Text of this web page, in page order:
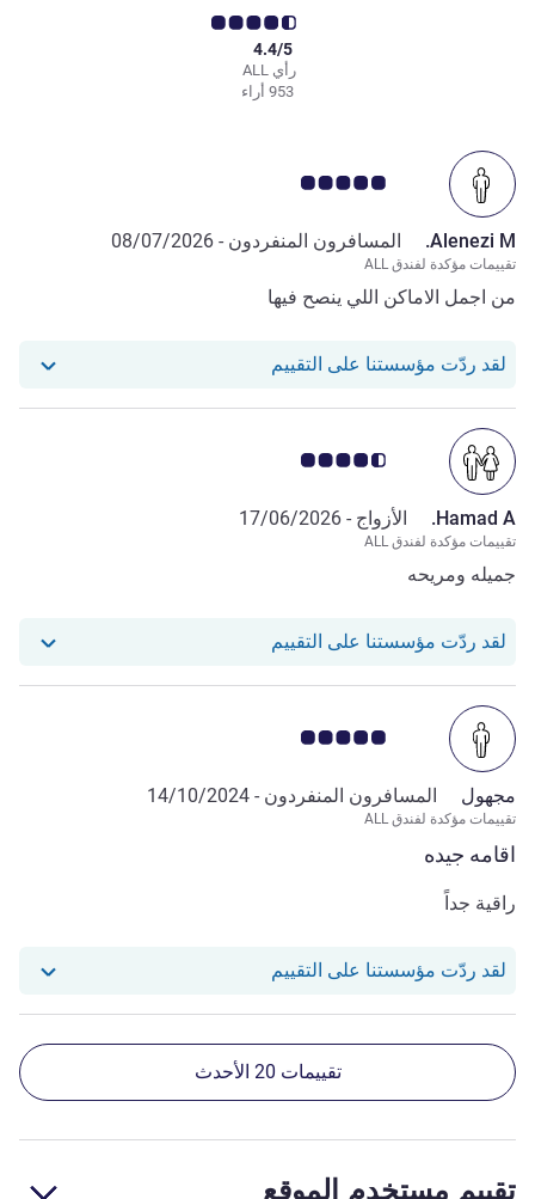
رأي ALL
4.4/5
953 أراء
ملاحظة أراء العملاء 5.0/5
Alenezi M. المسافرون المنفردون - 08/07/2026
تقييمات مؤكدة لفندق ALL
من اجمل الاماكن اللي ينصح فيها
لقد ردّت مؤسستنا على التقييم استجاب فندقنا للمراجعة من Alenezi M.
ملاحظة أراء العملاء 4.5/5
Hamad A. الأزواج - 17/06/2026
تقييمات مؤكدة لفندق ALL
جميله ومريحه
لقد ردّت مؤسستنا على التقييم استجاب فندقنا للمراجعة من Hamad A.
اقامه جيده
ملاحظة أراء العملاء 5.0/5
مجهول المسافرون المنفردون - 14/10/2024
تقييمات مؤكدة لفندق ALL
راقية جداً
لقد ردّت مؤسستنا على التقييم استجاب فندقنا للمراجعة من null
تقييمات 20 الأحدث
تقييم مستخدم الموقع